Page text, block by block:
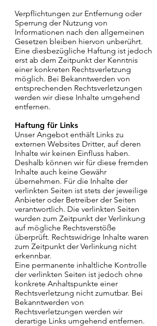
Verpflichtungen zur Entfernung oder
Sperrung der Nutzung von
Informationen nach den allgemeinen
Gesetzen bleiben hiervon unberührt.
Eine diesbezügliche Haftung ist jedoch
erst ab dem Zeitpunkt der Kenntnis
einer konkreten Rechtsverletzung
möglich. Bei Bekanntwerden von
entsprechenden Rechtsverletzungen
werden wir diese Inhalte umgehend
entfernen.
Haftung für Links
Unser Angebot enthält Links zu
externen Websites Dritter, auf deren
Inhalte wir keinen Einfluss haben.
Deshalb können wir für diese fremden
Inhalte auch keine Gewähr
übernehmen. Für die Inhalte der
verlinkten Seiten ist stets der jeweilige
Anbieter oder Betreiber der Seiten
verantwortlich. Die verlinkten Seiten
wurden zum Zeitpunkt der Verlinkung
auf mögliche Rechtsverstöße
überprüft. Rechtswidrige Inhalte waren
zum Zeitpunkt der Verlinkung nicht
erkennbar.
Eine permanente inhaltliche Kontrolle
der verlinkten Seiten ist jedoch ohne
konkrete Anhaltspunkte einer
Rechtsverletzung nicht zumutbar. Bei
Bekanntwerden von
Rechtsverletzungen werden wir
derartige Links umgehend entfernen.